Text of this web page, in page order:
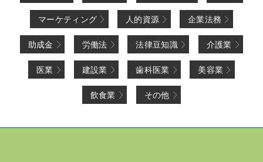
マーケティング 人的資源 企業法務
助成金 労働法 法律豆知識 介護業
医業 建設業 歯科医業 美容業
飲食業 その他